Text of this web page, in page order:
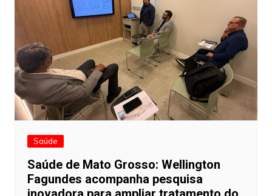
Saúde
Saúde de Mato Grosso: Wellington
Fagundes acompanha pesquisa